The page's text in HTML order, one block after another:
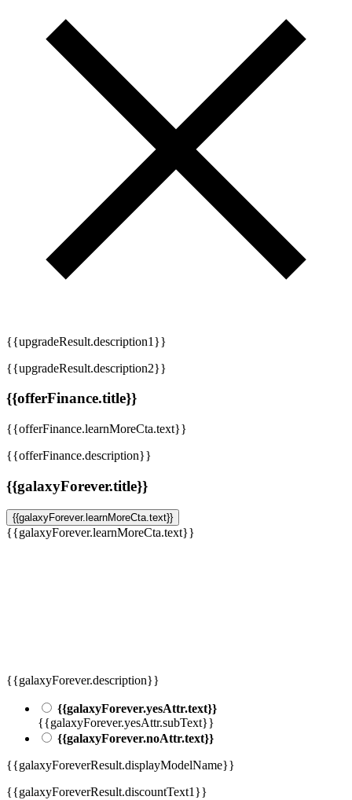
{{upgradeResult.description1}}
{{upgradeResult.description2}}
{{offerFinance.title}}
{{offerFinance.learnMoreCta.text}}
{{offerFinance.description}}
{{galaxyForever.title}}
{{galaxyForever.learnMoreCta.text}}
{{galaxyForever.learnMoreCta.text}}
{{galaxyForever.description}}
{{galaxyForever.yesAttr.text}}
{{galaxyForever.yesAttr.subText}}
{{galaxyForever.noAttr.text}}
{{galaxyForeverResult.displayModelName}}
{{galaxyForeverResult.discountText1}}